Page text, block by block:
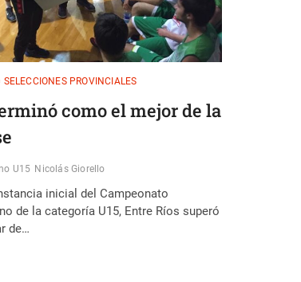
SELECCIONES PROVINCIALES
como el mejor de la
U15 Nicolás Giorello
inicial del Campeonato
de la categoría U15, Entre Ríos superó
de…